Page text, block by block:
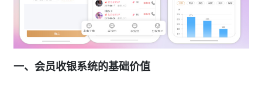
一、会员收银系统的基础价值